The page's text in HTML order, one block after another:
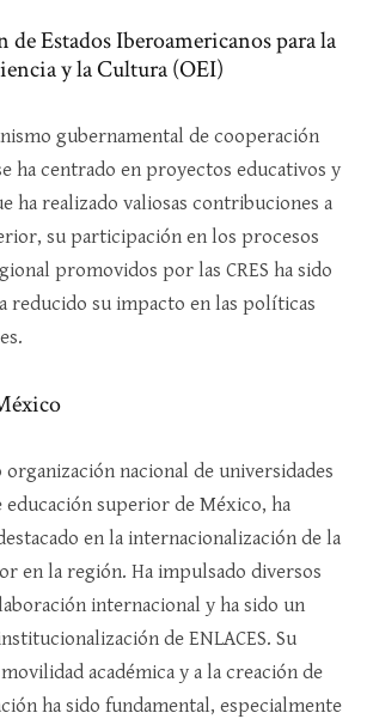
de Estados Iberoamericanos para la
y la Cultura (OEI)
gubernamental de cooperación
ha centrado en proyectos educativos y
ha realizado valiosas contribuciones a
su participación en los procesos
promovidos por las CRES ha sido
reducido su impacto en las políticas
organización nacional de universidades
superior de México, ha
en la internacionalización de la
en la región. Ha impulsado diversos
internacional y ha sido un
de ENLACES. Su
académica y a la creación de
ha sido fundamental, especialmente